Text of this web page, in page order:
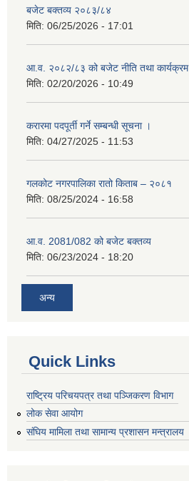
बजेट बक्तव्य २०८३/८४
मिति: 06/25/2026 - 17:01
आ.व. २०८२/८३ को बजेट नीति तथा कार्यक्रम
मिति: 02/20/2026 - 10:49
करारमा पदपूर्ती गर्ने सम्बन्धी सूचना ।
मिति: 04/27/2025 - 11:53
गलकोट नगरपालिका रातो किताब – २०८१
मिति: 08/25/2024 - 16:58
आ.व. 2081/082 को बजेट बक्तव्य
मिति: 06/23/2024 - 18:20
अन्य
Quick Links
राष्ट्रिय परिचयपत्र तथा पञ्जिकरण विभाग
लोक सेवा आयोग
संघिय मामिला तथा सामान्य प्रशासन मन्त्रालय